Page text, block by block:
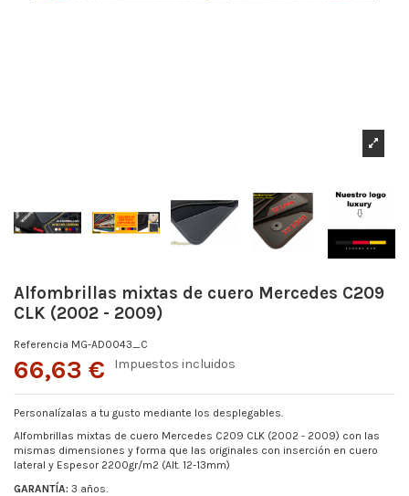
Alfombrillas mixtas de cuero Mercedes C209
CLK (2002 - 2009)
Referencia MG-AD0043_C
66,63 € Impuestos incluidos
Personalízalas a tu gusto mediante los desplegables.
Alfombrillas mixtas de cuero Mercedes C209 CLK (2002 - 2009) con las
mismas dimensiones y forma que las originales con inserción en cuero
lateral y Espesor 2200gr/m2 (Alt. 12-13mm)
GARANTÍA: 3 años.